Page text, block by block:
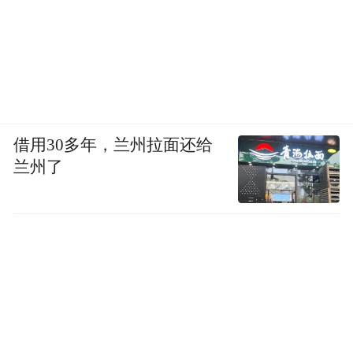
借用30多年，兰州拉面还给
兰州了